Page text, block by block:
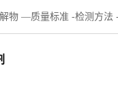
物 —质量标准 -检测方法